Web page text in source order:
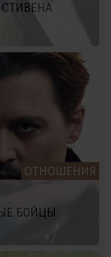
ОТНОШЕНИЯ
БОЙЦЫ